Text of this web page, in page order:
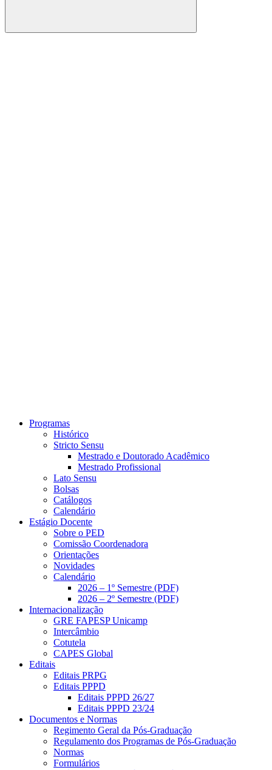
Buscar
Programas
Histórico
Stricto Sensu
Mestrado e Doutorado Acadêmico
Mestrado Profissional
Lato Sensu
Bolsas
Catálogos
Calendário
Estágio Docente
Sobre o PED
Comissão Coordenadora
Orientações
Novidades
Calendário
2026 – 1º Semestre (PDF)
2026 – 2º Semestre (PDF)
Internacionalização
GRE FAPESP Unicamp
Intercâmbio
Cotutela
CAPES Global
Editais
Editais PRPG
Editais PPPD
Editais PPPD 26/27
Editais PPPD 23/24
Documentos e Normas
Regimento Geral da Pós-Graduação
Regulamento dos Programas de Pós-Graduação
Normas
Formulários